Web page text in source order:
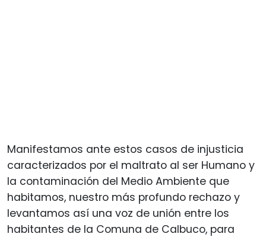
Manifestamos ante estos casos de injusticia
caracterizados por el maltrato al ser Humano y
la contaminación del Medio Ambiente que
habitamos, nuestro más profundo rechazo y
levantamos así una voz de unión entre los
habitantes de la Comuna de Calbuco, para